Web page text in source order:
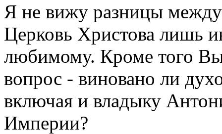
Я не вижу разницы
Церковь Христова лишь
любимому. Кроме того
вопрос - виновано ли
включая и владыку
Империи?